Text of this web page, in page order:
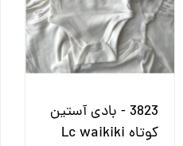
3823 - بادی آستین
کوتاه Lc waikiki